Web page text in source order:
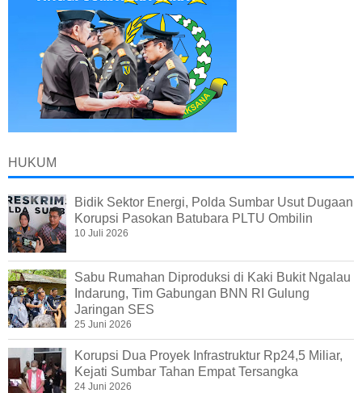
HUKUM
Bidik Sektor Energi, Polda Sumbar Usut Dugaan
Korupsi Pasokan Batubara PLTU Ombilin
10 Juli 2026
Sabu Rumahan Diproduksi di Kaki Bukit Ngalau
Indarung, Tim Gabungan BNN RI Gulung
Jaringan SES
25 Juni 2026
Korupsi Dua Proyek Infrastruktur Rp24,5 Miliar,
Kejati Sumbar Tahan Empat Tersangka
24 Juni 2026